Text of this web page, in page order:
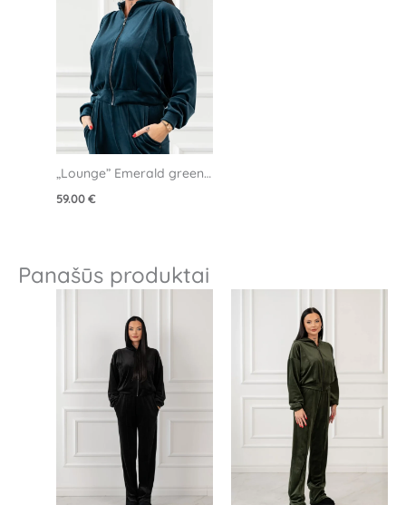
„Lounge” Emerald green
59.00€
Panašūs produktai